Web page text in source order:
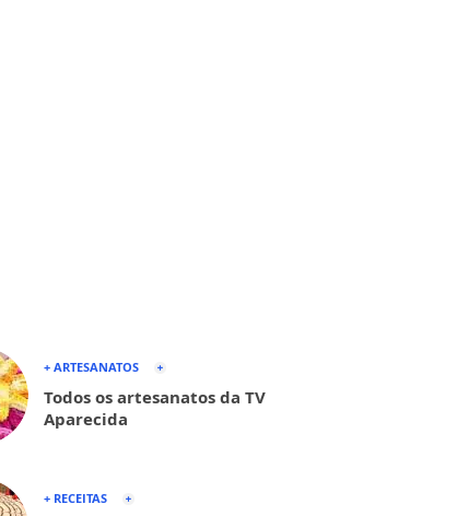
+ ARTESANATOS
Todos os artesanatos da TV
Aparecida
+ RECEITAS